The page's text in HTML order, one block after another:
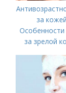
за
Особенности
за зрелой